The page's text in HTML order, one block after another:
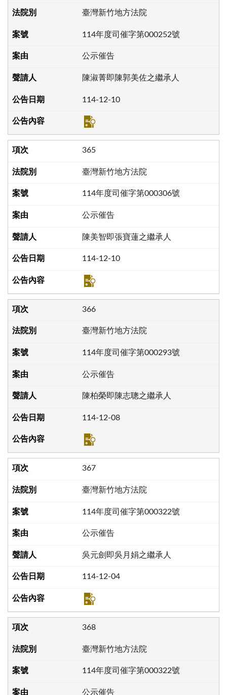
臺灣新竹地方法院
114年度司催字第000252號
公示催告
陳淑菁即陳郭美佐之繼承人
114-12-10
365
臺灣新竹地方法院
114年度司催字第000306號
公示催告
陳美智即張寶蓮之繼承人
114-12-10
366
臺灣新竹地方法院
114年度司催字第000293號
公示催告
陳柏榮即陳志聰之繼承人
114-12-08
367
臺灣新竹地方法院
114年度司催字第000322號
公示催告
吳元劍即吳月娟之繼承人
114-12-04
368
臺灣新竹地方法院
114年度司催字第000322號
公示催告